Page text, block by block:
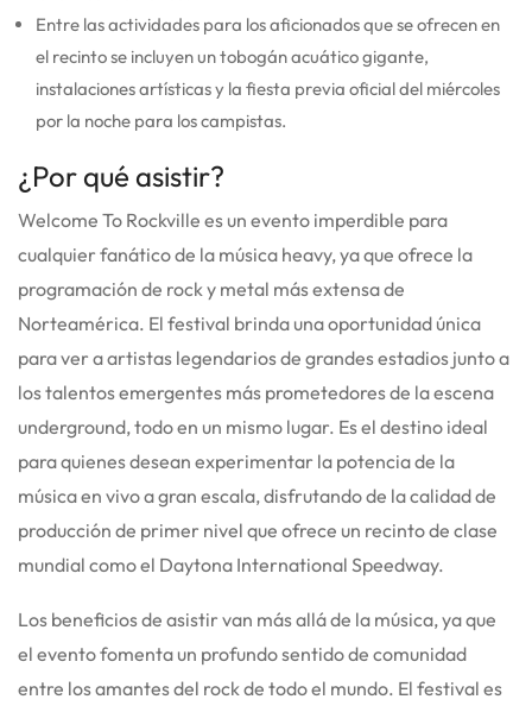
Entre las actividades para los aficionados que se ofrecen en
el recinto se incluyen un tobogán acuático gigante,
instalaciones artísticas y la fiesta previa oficial del miércoles
por la noche para los campistas.
¿Por qué asistir?
Welcome To Rockville es un evento imperdible para
cualquier fanático de la música heavy, ya que ofrece la
programación de rock y metal más extensa de
Norteamérica. El festival brinda una oportunidad única
para ver a artistas legendarios de grandes estadios junto a
los talentos emergentes más prometedores de la escena
underground, todo en un mismo lugar. Es el destino ideal
para quienes desean experimentar la potencia de la
música en vivo a gran escala, disfrutando de la calidad de
producción de primer nivel que ofrece un recinto de clase
mundial como el Daytona International Speedway.
Los beneficios de asistir van más allá de la música, ya que
el evento fomenta un profundo sentido de comunidad
entre los amantes del rock de todo el mundo. El festival es